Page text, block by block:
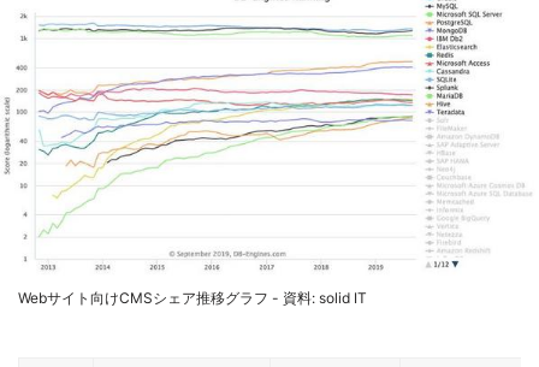
Webサイト向けCMSシェア推移グラフ - 資料: solid IT